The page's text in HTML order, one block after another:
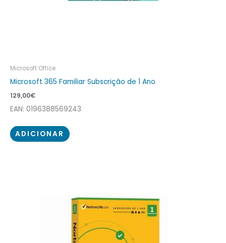
Microsoft Office
Microsoft 365 Familiar Subscrição de 1 Ano
129,00€
EAN: 0196388569243
ADICIONAR